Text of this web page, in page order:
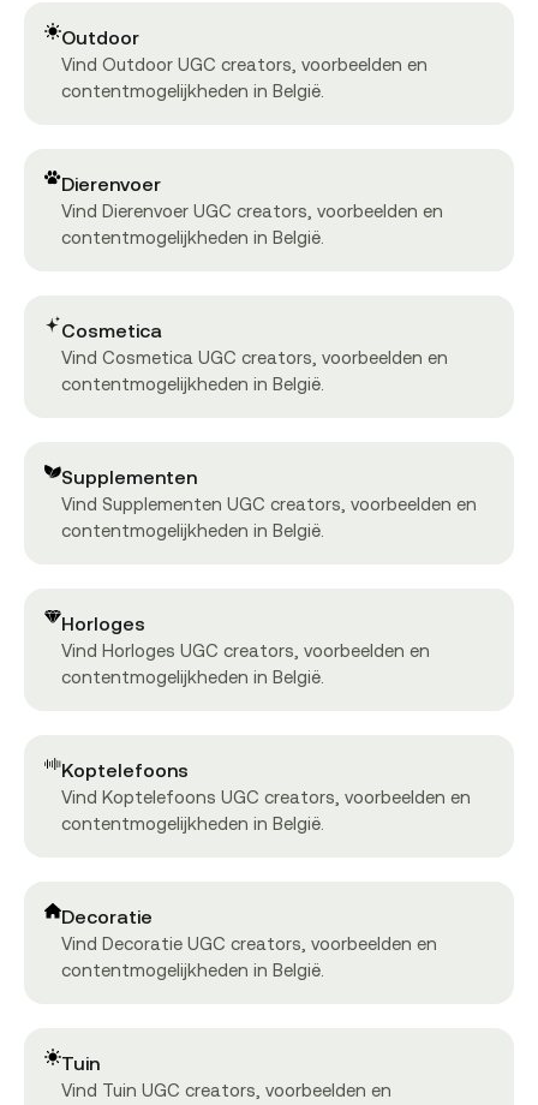
Outdoor
Vind Outdoor UGC creators, voorbeelden en
contentmogelijkheden in België.
Dierenvoer
Vind Dierenvoer UGC creators, voorbeelden en
contentmogelijkheden in België.
Cosmetica
Vind Cosmetica UGC creators, voorbeelden en
contentmogelijkheden in België.
Supplementen
Vind Supplementen UGC creators, voorbeelden en
contentmogelijkheden in België.
Horloges
Vind Horloges UGC creators, voorbeelden en
contentmogelijkheden in België.
Koptelefoons
Vind Koptelefoons UGC creators, voorbeelden en
contentmogelijkheden in België.
Decoratie
Vind Decoratie UGC creators, voorbeelden en
contentmogelijkheden in België.
Tuin
Vind Tuin UGC creators, voorbeelden en